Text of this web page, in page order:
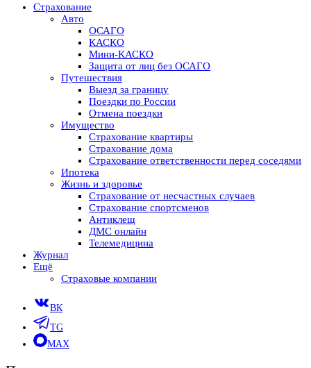
Страхование
Авто
ОСАГО
КАСКО
Мини-КАСКО
Защита от лиц без ОСАГО
Путешествия
Выезд за границу
Поездки по России
Отмена поездки
Имущество
Страхование квартиры
Страхование дома
Страхование ответственности перед соседями
Ипотека
Жизнь и здоровье
Страхование от несчастных случаев
Страхование спортсменов
Антиклещ
ДМС онлайн
Телемедицина
Журнал
Ещё
Страховые компании
ВК
TG
MAX